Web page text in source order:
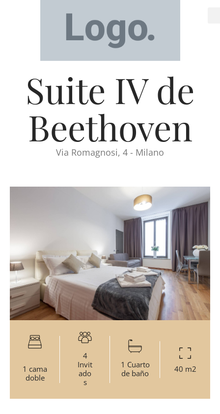
Suite IV de
Beethoven
Via Romagnosi, 4 - Milano
1 cama
doble
4
Invit
ado
s
1 Cuarto
de baño
40 m2